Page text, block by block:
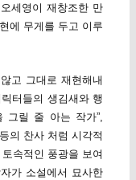
세영이 재창조한 만
에 무게를 두고 이루
고 그대로 재현해내
터들의 생김새와 행
그릴 줄 아는 작가”,
의 찬사 처럼 시각적
속적인 풍광을 보여
가 소설에서 묘사한